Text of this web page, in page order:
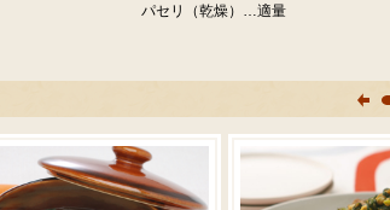
パセリ（乾燥）…適量